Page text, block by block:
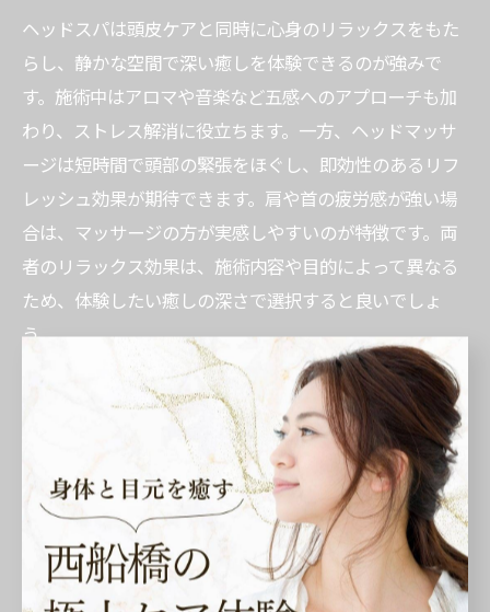
ヘッドスパは頭皮ケアと同時に心身のリラックスをもた
らし、静かな空間で深い癒しを体験できるのが強みで
す。施術中はアロマや音楽など五感へのアプローチも加
わり、ストレス解消に役立ちます。一方、ヘッドマッサ
ージは短時間で頭部の緊張をほぐし、即効性のあるリフ
レッシュ効果が期待できます。肩や首の疲労感が強い場
合は、マッサージの方が実感しやすいのが特徴です。両
者のリラックス効果は、施術内容や目的によって異なる
ため、体験したい癒しの深さで選択すると良いでしょ
う。
ヘッドマッサージとヘッドスパの適した選び方
自分に合った施術を選ぶには、目的を明確にすることが
大切です。頭皮のベタつきや髪のダメージが気になる場
合は、頭皮洗浄を含むヘッドスパが適しています。逆
に、目の疲れや肩こり、ストレス解消を求める場合は、
ヘッドマッサージのリラクゼーション効果が役立ちま